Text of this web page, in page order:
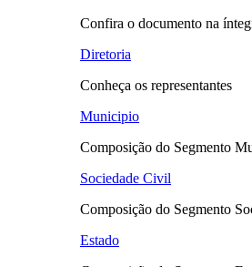
Confira o documento na
Diretoria
Conheça os representantes
Municipio
Composição do Segmento
Sociedade Civil
Composição do Segmento
Estado